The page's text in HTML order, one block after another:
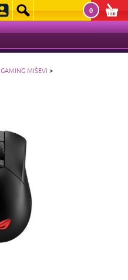
0
GAMING MIŠEVI >